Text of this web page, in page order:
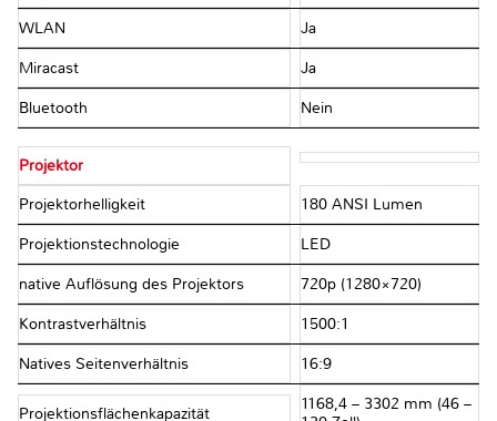
WLAN Ja
Miracast Ja
Bluetooth Nein
Projektor
Projektorhelligkeit 180 ANSI Lumen
Projektionstechnologie LED
native Auflösung des Projektors 720p (1280×720)
Kontrastverhältnis 1500:1
Natives Seitenverhältnis 16:9
Projektionsflächenkapazität
1168,4 – 3302 mm (46 –